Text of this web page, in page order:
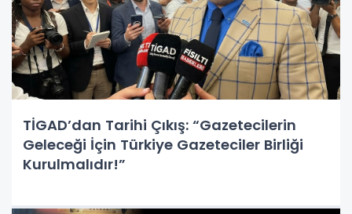
TİGAD’dan Tarihi Çıkış: “Gazetecilerin
Geleceği İçin Türkiye Gazeteciler Birliği
Kurulmalıdır!”